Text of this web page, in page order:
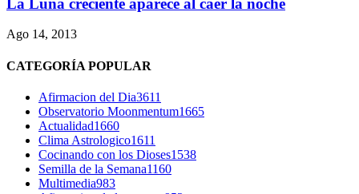
Ago 14, 2013
CATEGORÍA POPULAR
Afirmacion del Dia3611
Observatorio Moonmentum1665
Actualidad1660
Clima Astrologico1611
Cocinando con los Dioses1538
Semilla de la Semana1160
Multimedia983